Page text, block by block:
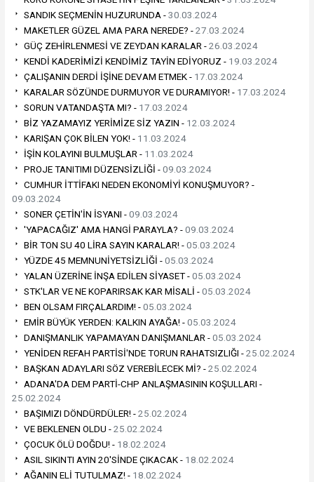
SANDIK SEÇMENİN HUZURUNDA -30.03.2024
MAKETLER GÜZEL AMA PARA NEREDE? -27.03.2024
GÜÇ ZEHİRLENMESİ VE ZEYDAN KARALAR -26.03.2024
KENDİ KADERİMİZİ KENDİMİZ TAYİN EDİYORUZ - 19.03.2024
ÇALIŞANIN DERDİ İŞİNE DEVAM ETMEK - 17.03.2024
KARALAR SÖZÜNDE DURMUYOR VE DURAMIYOR! - 17.03.2024
SORUN VATANDAŞTA MI? - 17.03.2024
BİZ YAZAMAYIZ YERİMİZE SİZ YAZIN - 12.03.2024
KARIŞAN ÇOK BİLEN YOK! - 11.03.2024
İŞİN KOLAYINI BULMUŞLAR - 11.03.2024
PROJE TANITIMI DÜZENSİZLİĞİ -09.03.2024
CUMHUR İTTİFAKI NEDEN EKONOMİYİ KONUŞMUYOR? -
09.03.2024
SONER ÇETİN'İN İSYANI -09.03.2024
'YAPACAĞIZ' AMA HANGİ PARAYLA? -09.03.2024
BİR TON SU 40 LİRA SAYIN KARALAR! -05.03.2024
YÜZDE 45 MEMNUNİYETSİZLİĞİ -05.03.2024
YALAN ÜZERİNE İNŞA EDİLEN SİYASET -05.03.2024
STK'LAR VE NE KOPARIRSAK KAR MİSALİ -05.03.2024
BEN OLSAM FIRÇALARDIM! -05.03.2024
EMİR BÜYÜK YERDEN: KALKIN AYAĞA! -05.03.2024
DANIŞMANLIK YAPAMAYAN DANIŞMANLAR -05.03.2024
YENİDEN REFAH PARTİSİ'NDE TORUN RAHATSIZLIĞI -25.02.2024
BAŞKAN ADAYLARI SÖZ VEREBİLECEK Mİ? -25.02.2024
ADANA'DA DEM PARTİ-CHP ANLAŞMASININ KOŞULLARI -
25.02.2024
BAŞIMIZI DÖNDÜRDÜLER! -25.02.2024
VE BEKLENEN OLDU -25.02.2024
ÇOCUK ÖLÜ DOĞDU! - 18.02.2024
ASIL SIKINTI AYIN 20'SİNDE ÇIKACAK - 18.02.2024
AĞANIN ELİ TUTULMAZ! - 18.02.2024